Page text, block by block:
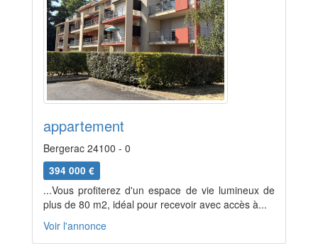
appartement
Bergerac 24100 - 0
394 000 €
...Vous profiterez d'un espace de vie lumineux de
plus de 80 m2, idéal pour recevoir avec accès à...
Voir l'annonce